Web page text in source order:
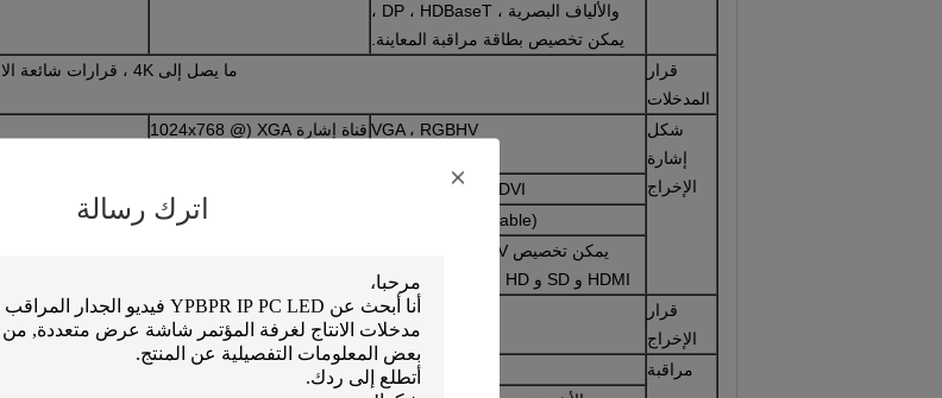
اترك رسالة
والألياف البصرية ، DP ، HDBaseT ،
يمكن تخصيص بطاقة مراقبة المعاينة.
قرار
المدخلات
ما يصل إلى 4K ، قرارات شائعة الاستخدام
شكل
إشارة
الإخراج
VGA ، RGBHV
قناة إشارة XGA (1024x768 @
HDMI ، DVI ، 4K-DVI
3G SDI (customzable)
HDMI و SD و HD و DP و HDBaset ؛
قرار
الإخراج
ما يصل إلى 4K ، قرارات شائعة الاستخدام
مراقبة